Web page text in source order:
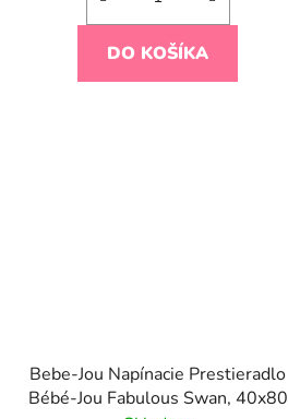
DO KOŠÍKA
Bebe-Jou Napínacie Prestieradlo
Bébé-Jou Fabulous Swan, 40x80